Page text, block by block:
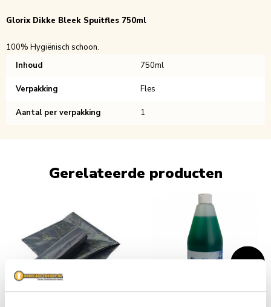
Glorix Dikke Bleek Spuitfles 750ml
100% Hygiënisch schoon.
Inhoud
750ml
Verpakking Fles
Aantal per verpakking 1
Gerelateerde producten
Navigating through the elements of the carousel is possible